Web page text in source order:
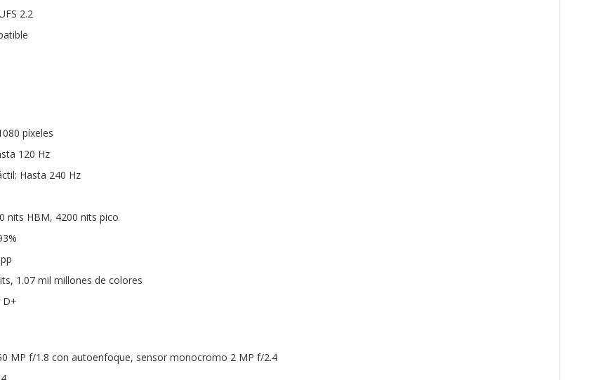
2.2
píxeles
120 Hz
Hasta 240 Hz
nits HBM, 4200 nits pico
1.07 mil millones de colores
D+
MP f/1.8 con autoenfoque, sensor monocromo 2 MP f/2.4